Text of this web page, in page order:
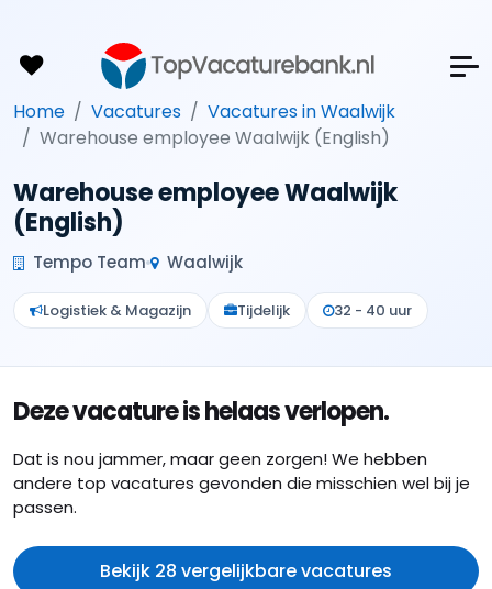
Home Vacatures
Vacatures in Waalwijk
Warehouse employee Waalwijk (English)
Warehouse employee Waalwijk
(English)
Tempo Team Waalwijk
Logistiek & Magazijn Tijdelijk 32 - 40 uur
Deze vacature is helaas verlopen.
Dat is nou jammer, maar geen zorgen! We hebben
andere top vacatures gevonden die misschien wel bij je
passen.
Bekijk 28 vergelijkbare vacatures